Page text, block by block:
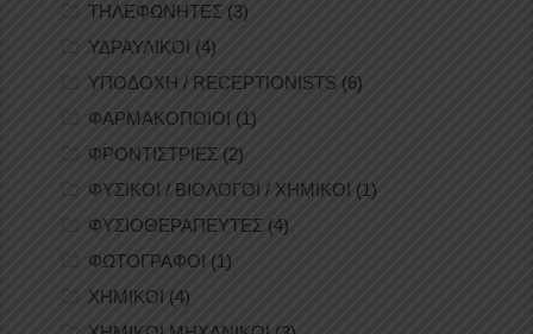
ΤΗΛΕΦΩΝΗΤΕΣ (3)
ΥΔΡΑΥΛΙΚΟΙ (4)
ΥΠΟΔΟΧΗ / RECEPTIONISTS (6)
ΦΑΡΜΑΚΟΠΟΙΟΙ (1)
ΦΡΟΝΤΙΣΤΡΙΕΣ (2)
ΦΥΣΙΚΟΙ / ΒΙΟΛΟΓΟΙ / ΧΗΜΙΚΟΙ (1)
ΦΥΣΙΟΘΕΡΑΠΕΥΤΕΣ (4)
ΦΩΤΟΓΡΑΦΟΙ (1)
ΧΗΜΙΚΟΙ (4)